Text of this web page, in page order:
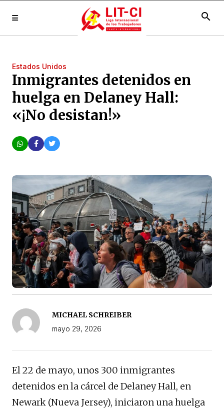
search
Estados Unidos
Inmigrantes detenidos en
huelga en Delaney Hall:
«¡No desistan!»
MICHAEL SCHREIBER
mayo 29, 2026
El 22 de mayo, unos 300 inmigrantes
detenidos en la cárcel de Delaney Hall, en
Newark (Nueva Jersey), iniciaron una huelga